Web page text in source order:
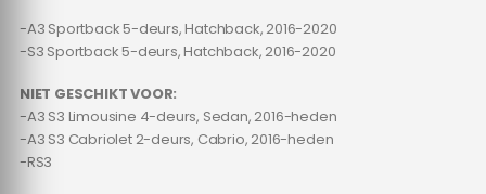
-A3 Sportback 5-deurs, Hatchback, 2016-2020
-S3 Sportback 5-deurs, Hatchback, 2016-2020
NIET GESCHIKT VOOR:
-A3 S3 Limousine 4-deurs, Sedan, 2016-heden
-A3 S3 Cabriolet 2-deurs, Cabrio, 2016-heden
-RS3